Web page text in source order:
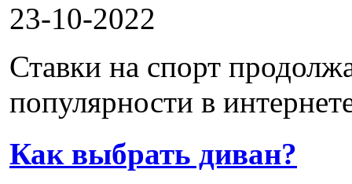
23-10-2022
Ставки на спорт
популярности в
Как выбрать диван?